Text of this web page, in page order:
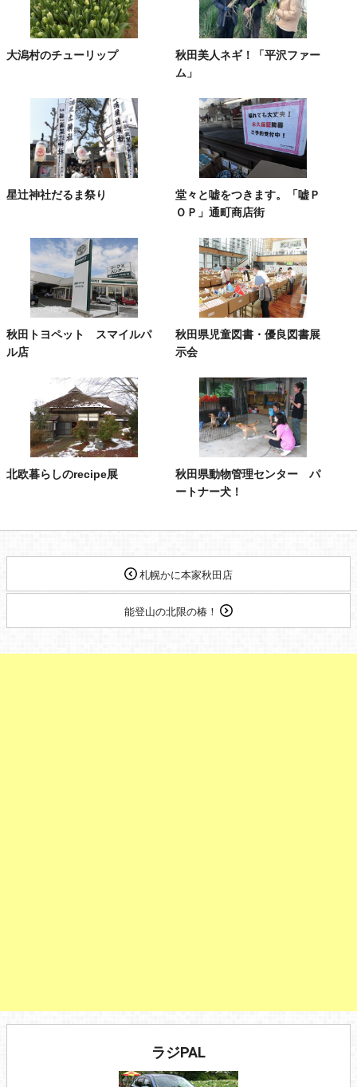
大潟村のチューリップ
秋田美人ネギ！「平沢ファー
ム」
星辻神社だるま祭り
堂々と嘘をつきます。「嘘Ｐ
ＯＰ」通町商店街
秋田トヨペット スマイルパ
ル店
秋田県児童図書・優良図書展
示会
北欧暮らしのrecipe展
秋田県動物管理センター パ
ートナー犬！
札幌かに本家秋田店
能登山の北限の椿！
ラジPAL